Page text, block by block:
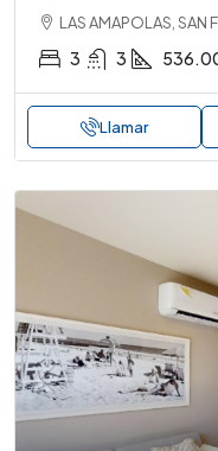
LAS AMAPOLAS,
3 3
Llamar